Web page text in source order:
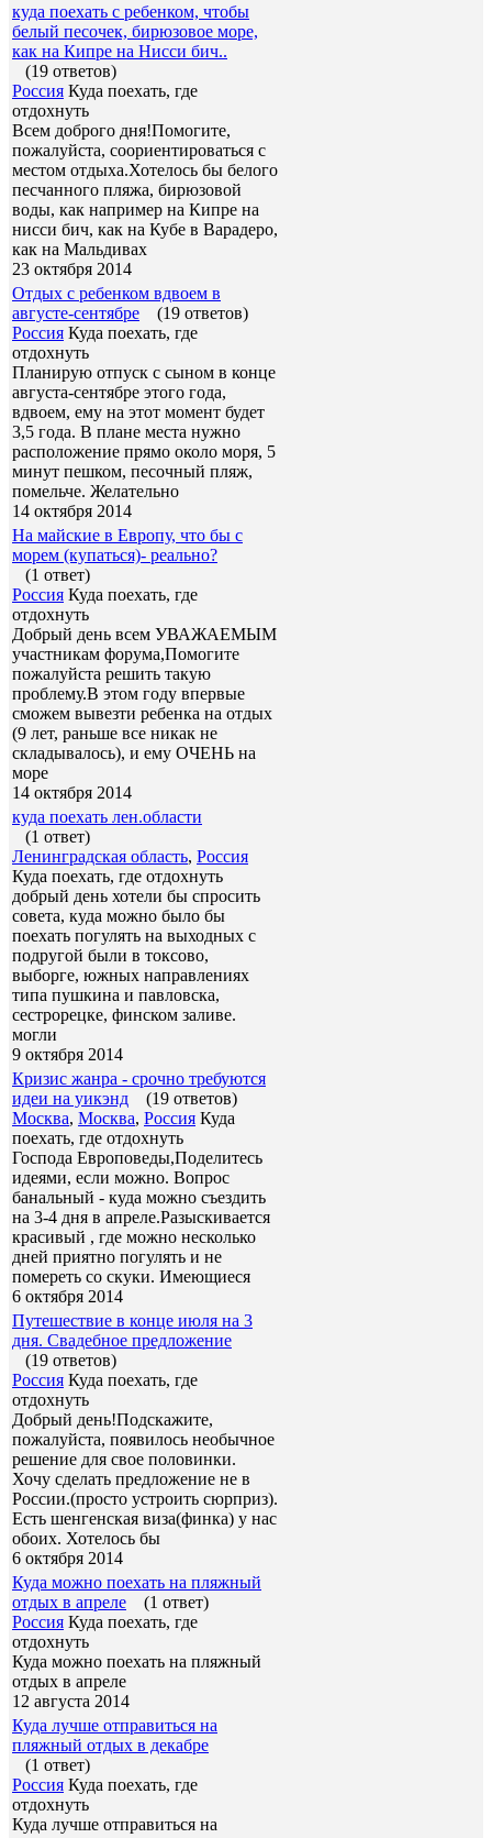
куда поехать с ребенком, чтобы
белый песочек, бирюзовое море,
как на Кипре на Нисси бич..
(19 ответов)
Россия Куда поехать, где
отдохнуть
Всем доброго дня!Помогите,
пожалуйста, соориентироваться с
местом отдыха.Хотелось бы белого
песчанного пляжа, бирюзовой
воды, как например на Кипре на
нисси бич, как на Кубе в Варадеро,
как на Мальдивах
23 октября 2014
Отдых с ребенком вдвоем в
августе-сентябре
(19 ответов)
Россия Куда поехать, где
отдохнуть
Планирую отпуск с сыном в конце
августа-сентябре этого года,
вдвоем, ему на этот момент будет
3,5 года. В плане места нужно
расположение прямо около моря, 5
минут пешком, песочный пляж,
помельче. Желательно
14 октября 2014
На майские в Европу, что бы с
морем (купаться)- реально?
(1 ответ)
Россия Куда поехать, где
отдохнуть
Добрый день всем УВАЖАЕМЫМ
участникам форума,Помогите
пожалуйста решить такую
проблему.В этом году впервые
сможем вывезти ребенка на отдых
(9 лет, раньше все никак не
складывалось), и ему ОЧЕНЬ на
море
14 октября 2014
куда поехать лен.области
(1 ответ)
Ленинградская область, Россия
Куда поехать, где отдохнуть
добрый день хотели бы спросить
совета, куда можно было бы
поехать погулять на выходных с
подругой были в токсово,
выборге, южных направлениях
типа пушкина и павловска,
сестрорецке, финском заливе.
могли
9 октября 2014
Кризис жанра - срочно требуются
идеи на уикэнд
(19 ответов)
Москва, Москва, Россия Куда
поехать, где отдохнуть
Господа Европоведы,Поделитесь
идеями, если можно. Вопрос
банальный - куда можно съездить
на 3-4 дня в апреле.Разыскивается
красивый , где можно несколько
дней приятно погулять и не
помереть со скуки. Имеющиеся
6 октября 2014
Путешествие в конце июля на 3
дня. Свадебное предложение
(19 ответов)
Россия Куда поехать, где
отдохнуть
Добрый день!Подскажите,
пожалуйста, появилось необычное
решение для свое половинки.
Хочу сделать предложение не в
России.(просто устроить сюрприз).
Есть шенгенская виза(финка) у нас
обоих. Хотелось бы
6 октября 2014
Куда можно поехать на пляжный
отдых в апреле
(1 ответ)
Россия Куда поехать, где
отдохнуть
Куда можно поехать на пляжный
отдых в апреле
12 августа 2014
Куда лучше отправиться на
пляжный отдых в декабре
(1 ответ)
Россия Куда поехать, где
отдохнуть
Куда лучше отправиться на